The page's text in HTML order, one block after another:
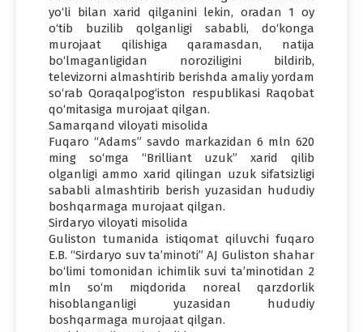
yo‘li bilan xarid qilganini lekin, oradan 1 oy
o‘tib buzilib qolganligi sababli, do‘konga
murojaat qilishiga qaramasdan, natija
bo‘lmaganligidan noroziligini bildirib,
televizorni almashtirib berishda amaliy yordam
so‘rab Qoraqalpog‘iston respublikasi Raqobat
qo‘mitasiga murojaat qilgan.
Samarqand viloyati misolida
Fuqaro “Adams” savdo markazidan 6 mln 620
ming so‘mga “Brilliant uzuk” xarid qilib
olganligi ammo xarid qilingan uzuk sifatsizligi
sababli almashtirib berish yuzasidan hududiy
boshqarmaga murojaat qilgan.
Sirdaryo viloyati misolida
Guliston tumanida istiqomat qiluvchi fuqaro
E.B. “Sirdaryo suv ta’minoti” AJ Guliston shahar
bo‘limi tomonidan ichimlik suvi ta’minotidan 2
mln so‘m miqdorida noreal qarzdorlik
hisoblanganligi yuzasidan hududiy
boshqarmaga murojaat qilgan.